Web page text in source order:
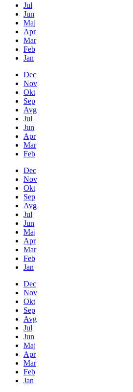
Jul
Jun
Maj
Apr
Mar
Feb
Jan
Dec
Nov
Okt
Sep
Avg
Jul
Jun
Apr
Mar
Feb
Dec
Nov
Okt
Sep
Avg
Jul
Jun
Maj
Apr
Mar
Feb
Jan
Dec
Nov
Okt
Sep
Avg
Jul
Jun
Maj
Apr
Mar
Feb
Jan